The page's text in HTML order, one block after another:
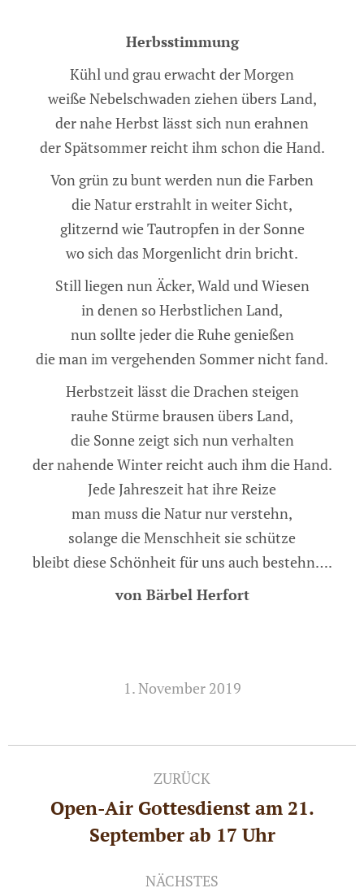
Herbsstimmung
Kühl und grau erwacht der Morgen
weiße Nebelschwaden ziehen übers Land,
der nahe Herbst lässt sich nun erahnen
der Spätsommer reicht ihm schon die Hand.
Von grün zu bunt werden nun die Farben
die Natur erstrahlt in weiter Sicht,
glitzernd wie Tautropfen in der Sonne
wo sich das Morgenlicht drin bricht.
Still liegen nun Äcker, Wald und Wiesen
in denen so Herbstlichen Land,
nun sollte jeder die Ruhe genießen
die man im vergehenden Sommer nicht fand.
Herbstzeit lässt die Drachen steigen
rauhe Stürme brausen übers Land,
die Sonne zeigt sich nun verhalten
der nahende Winter reicht auch ihm die Hand.
Jede Jahreszeit hat ihre Reize
man muss die Natur nur verstehn,
solange die Menschheit sie schütze
bleibt diese Schönheit für uns auch bestehn….
von Bärbel Herfort
1. November 2019
Kommentarnavigation
ZURÜCK
Vorheriger
Beitrag:
Open-Air Gottesdienst am 21.
September ab 17 Uhr
NÄCHSTES